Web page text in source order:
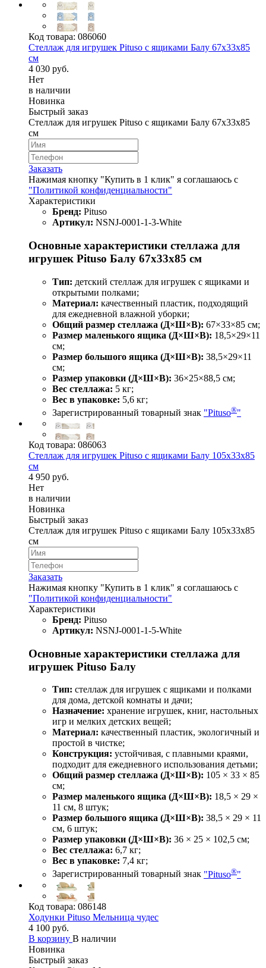
Код товара: 086060
Стеллаж для игрушек Pituso с ящиками Балу 67х33х85
см
4 030 руб.
Нет
в наличии
Новинка
Быстрый заказ
Стеллаж для игрушек Pituso с ящиками Балу 67х33х85
см
Заказать
Нажимая кнопку "Купить в 1 клик" я соглашаюсь с
"Политикой конфиденциальности"
Характеристики
Бренд: Pituso
Артикул: NSNJ-0001-1-3-White
Основные характеристики стеллажа для
игрушек Pituso Балу 67х33х85 см
Тип: детский стеллаж для игрушек с ящиками и
открытыми полками;
Материал: качественный пластик, подходящий
для ежедневной влажной уборки;
Общий размер стеллажа (Д×Ш×В): 67×33×85 см;
Размер маленького ящика (Д×Ш×В): 18,5×29×11
см;
Размер большого ящика (Д×Ш×В): 38,5×29×11
см;
Размер упаковки (Д×Ш×В): 36×25×88,5 см;
Вес стеллажа: 5 кг;
Вес в упаковке: 5,6 кг;
Зарегистрированный товарный знак "Pituso®"
Код товара: 086063
Стеллаж для игрушек Pituso с ящиками Балу 105х33х85
см
4 950 руб.
Нет
в наличии
Новинка
Быстрый заказ
Стеллаж для игрушек Pituso с ящиками Балу 105х33х85
см
Заказать
Нажимая кнопку "Купить в 1 клик" я соглашаюсь с
"Политикой конфиденциальности"
Характеристики
Бренд: Pituso
Артикул: NSNJ-0001-1-5-White
Основные характеристики стеллажа для
игрушек Pituso Балу
Тип: стеллаж для игрушек с ящиками и полками
для дома, детской комнаты и дачи;
Назначение: хранение игрушек, книг, настольных
игр и мелких детских вещей;
Материал: качественный пластик, экологичный и
простой в чистке;
Конструкция: устойчивая, с плавными краями,
подходит для ежедневного использования детьми;
Общий размер стеллажа (Д×Ш×В): 105 × 33 × 85
см;
Размер маленького ящика (Д×Ш×В): 18,5 × 29 ×
11 см, 8 штук;
Размер большого ящика (Д×Ш×В): 38,5 × 29 × 11
см, 6 штук;
Размер упаковки (Д×Ш×В): 36 × 25 × 102,5 см;
Вес стеллажа: 6,7 кг;
Вес в упаковке: 7,4 кг;
Зарегистрированный товарный знак "Pituso®"
Код товара: 086148
Ходунки Pituso Мельница чудес
4 100 руб.
В корзину В наличии
Новинка
Быстрый заказ